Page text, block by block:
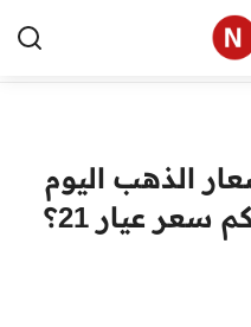
الذهب اليوم